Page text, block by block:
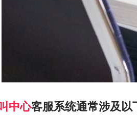
中心客服系统通常涉及以